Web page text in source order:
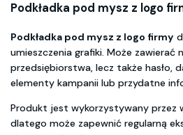
Podkładka pod mysz z logo
Podkładka pod mysz z logo firmy
umieszczenia grafiki. Może zawierać
przedsiębiorstwa, lecz także hasło,
elementy kampanii lub przydatne
Produkt jest wykorzystywany przez
dlatego może zapewnić regularną